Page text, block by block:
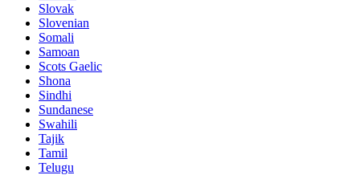
Slovak
Slovenian
Somali
Samoan
Scots Gaelic
Shona
Sindhi
Sundanese
Swahili
Tajik
Tamil
Telugu